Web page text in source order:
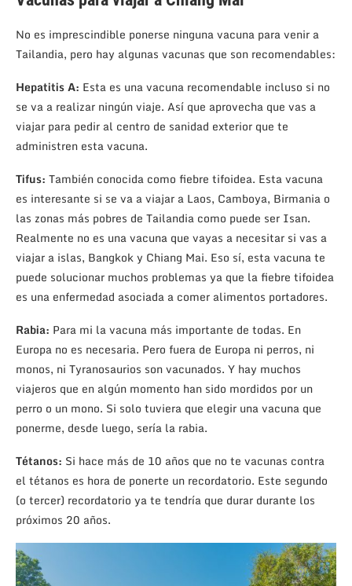
No es imprescindible ponerse ninguna vacuna para venir a
Tailandia, pero hay algunas vacunas que son recomendables:
Hepatitis A: Esta es una vacuna recomendable incluso si no
se va a realizar ningún viaje. Así que aprovecha que vas a
viajar para pedir al centro de sanidad exterior que te
administren esta vacuna.
Tifus: También conocida como fiebre tifoidea. Esta vacuna
es interesante si se va a viajar a Laos, Camboya, Birmania o
las zonas más pobres de Tailandia como puede ser Isan.
Realmente no es una vacuna que vayas a necesitar si vas a
viajar a islas, Bangkok y Chiang Mai. Eso sí, esta vacuna te
puede solucionar muchos problemas ya que la fiebre tifoidea
es una enfermedad asociada a comer alimentos portadores.
Rabia: Para mi la vacuna más importante de todas. En
Europa no es necesaria. Pero fuera de Europa ni perros, ni
monos, ni Tyranosaurios son vacunados. Y hay muchos
viajeros que en algún momento han sido mordidos por un
perro o un mono. Si solo tuviera que elegir una vacuna que
ponerme, desde luego, sería la rabia.
Tétanos: Si hace más de 10 años que no te vacunas contra
el tétanos es hora de ponerte un recordatorio. Este segundo
(o tercer) recordatorio ya te tendría que durar durante los
próximos 20 años.